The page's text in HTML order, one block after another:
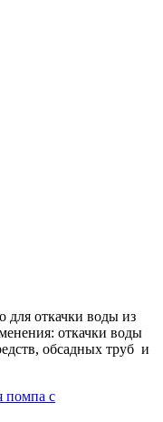
для откачки воды из
откачки воды
обсадных труб и
помпа c